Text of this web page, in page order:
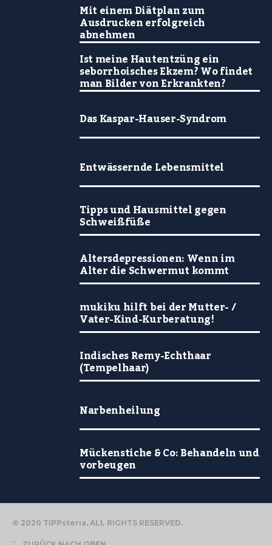
Mit einem Diätplan zum
Ausdrucken erfolgreich
abnehmen
Ist meine Hautentzüng ein
seborrhoisches Ekzem? Wo findet
man Bilder von Erkrankten?
Das Kaspar-Hauser-Syndrom
Entwässernde Lebensmittel
Tipps und Hausmittel gegen
Schweißfüße
Altersdepressionen: Wenn im
Alter die Schwermut kommt
mukiku hilft bei der Mutter- /
Vater-Kind-Kurberatung!
Indisches Remy-Echthaar
(Tempelhaar)
Narbenheilung
Mückenstiche & Co: Behandeln und
vorbeugen
© 2020 TIPPsteria. ALL RIGHTS RESERVED.